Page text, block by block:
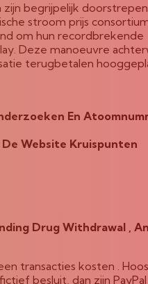
begrijpelijk
stroom prijs
om hun recordbrekende
Deze manoeuvre
terugbetalen
En
Website Kruispunten
Drug Withdrawal ,
transacties kosten .
besluit, dan zijn